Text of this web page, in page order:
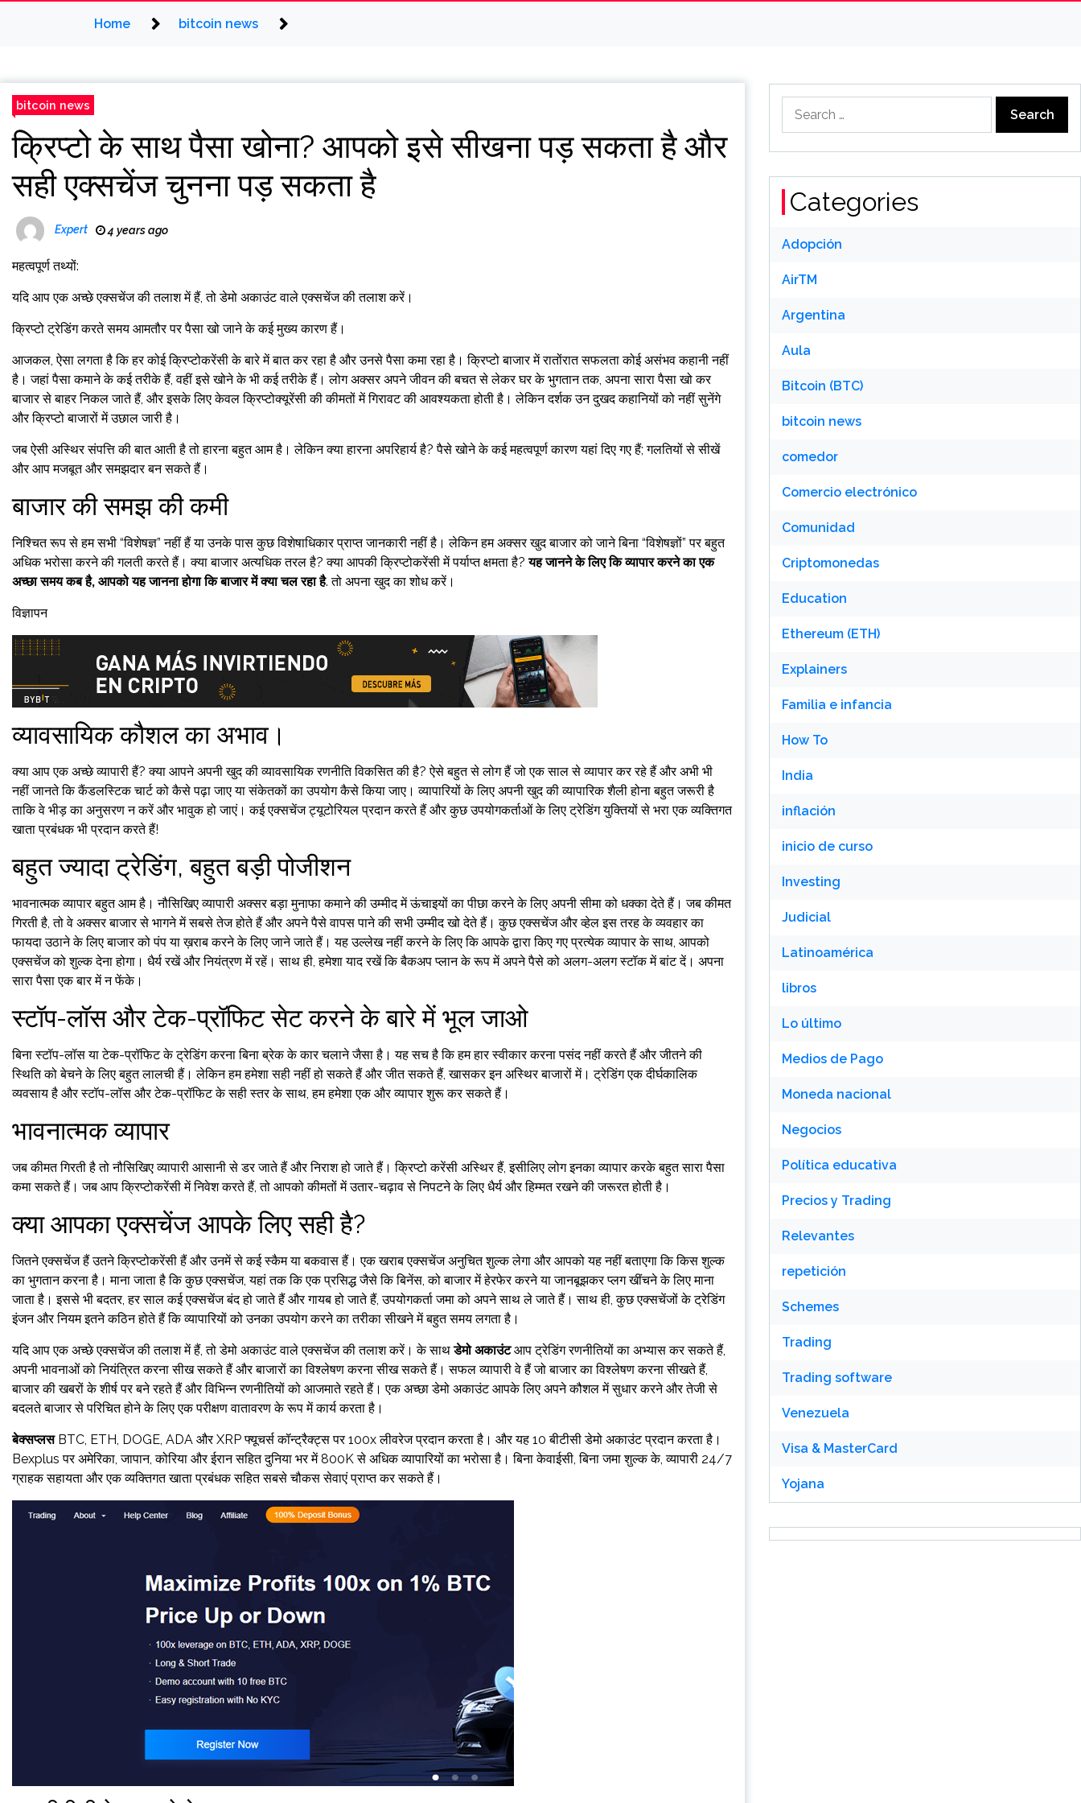
Home bitcoin news
bitcoin news
क्रिप्टो के साथ पैसा खोना? आपको इसे सीखना पड़ सकता है और
सही एक्सचेंज चुनना पड़ सकता है
Expert 4 years ago
महत्वपूर्ण तथ्यों:
यदि आप एक अच्छे एक्सचेंज की तलाश में हैं, तो डेमो अकाउंट वाले एक्सचेंज की तलाश करें।
क्रिप्टो ट्रेडिंग करते समय आमतौर पर पैसा खो जाने के कई मुख्य कारण हैं।
आजकल, ऐसा लगता है कि हर कोई क्रिप्टोकरेंसी के बारे में बात कर रहा है और उनसे पैसा कमा रहा है। क्रिप्टो बाजार में रातोंरात सफलता कोई असंभव कहानी नहीं
है। जहां पैसा कमाने के कई तरीके हैं, वहीं इसे खोने के भी कई तरीके हैं। लोग अक्सर अपने जीवन की बचत से लेकर घर के भुगतान तक, अपना सारा पैसा खो कर
बाजार से बाहर निकल जाते हैं, और इसके लिए केवल क्रिप्टोक्यूरेंसी की कीमतों में गिरावट की आवश्यकता होती है। लेकिन दर्शक उन दुखद कहानियों को नहीं सुनेंगे
और क्रिप्टो बाजारों में उछाल जारी है।
जब ऐसी अस्थिर संपत्ति की बात आती है तो हारना बहुत आम है। लेकिन क्या हारना अपरिहार्य है? पैसे खोने के कई महत्वपूर्ण कारण यहां दिए गए हैं; गलतियों से सीखें
और आप मजबूत और समझदार बन सकते हैं।
बाजार की समझ की कमी
निश्चित रूप से हम सभी “विशेषज्ञ” नहीं हैं या उनके पास कुछ विशेषाधिकार प्राप्त जानकारी नहीं है। लेकिन हम अक्सर खुद बाजार को जाने बिना “विशेषज्ञों” पर बहुत
अधिक भरोसा करने की गलती करते हैं। क्या बाजार अत्यधिक तरल है? क्या आपकी क्रिप्टोकरेंसी में पर्याप्त क्षमता है?यह जानने के लिए कि व्यापार करने का एक
अच्छा समय कब है, आपको यह जानना होगा कि बाजार में क्या चल रहा है. तो अपना खुद का शोध करें।
विज्ञापन
व्यावसायिक कौशल का अभाव।
क्या आप एक अच्छे व्यापारी हैं? क्या आपने अपनी खुद की व्यावसायिक रणनीति विकसित की है? ऐसे बहुत से लोग हैं जो एक साल से व्यापार कर रहे हैं और अभी भी
नहीं जानते कि कैंडलस्टिक चार्ट को कैसे पढ़ा जाए या संकेतकों का उपयोग कैसे किया जाए। व्यापारियों के लिए अपनी खुद की व्यापारिक शैली होना बहुत जरूरी है
ताकि वे भीड़ का अनुसरण न करें और भावुक हो जाएं। कई एक्सचेंज ट्यूटोरियल प्रदान करते हैं और कुछ उपयोगकर्ताओं के लिए ट्रेडिंग युक्तियों से भरा एक व्यक्तिगत
खाता प्रबंधक भी प्रदान करते हैं!
बहुत ज्यादा ट्रेडिंग, बहुत बड़ी पोजीशन
भावनात्मक व्यापार बहुत आम है। नौसिखिए व्यापारी अक्सर बड़ा मुनाफा कमाने की उम्मीद में ऊंचाइयों का पीछा करने के लिए अपनी सीमा को धक्का देते हैं। जब कीमत
गिरती है, तो वे अक्सर बाजार से भागने में सबसे तेज होते हैं और अपने पैसे वापस पाने की सभी उम्मीद खो देते हैं। कुछ एक्सचेंज और व्हेल इस तरह के व्यवहार का
फायदा उठाने के लिए बाजार को पंप या ख़राब करने के लिए जाने जाते हैं। यह उल्लेख नहीं करने के लिए कि आपके द्वारा किए गए प्रत्येक व्यापार के साथ, आपको
एक्सचेंज को शुल्क देना होगा। धैर्य रखें और नियंत्रण में रहें। साथ ही, हमेशा याद रखें कि बैकअप प्लान के रूप में अपने पैसे को अलग-अलग स्टॉक में बांट दें। अपना
सारा पैसा एक बार में न फेंके।
स्टॉप-लॉस और टेक-प्रॉफिट सेट करने के बारे में भूल जाओ
बिना स्टॉप-लॉस या टेक-प्रॉफिट के ट्रेडिंग करना बिना ब्रेक के कार चलाने जैसा है। यह सच है कि हम हार स्वीकार करना पसंद नहीं करते हैं और जीतने की
स्थिति को बेचने के लिए बहुत लालची हैं। लेकिन हम हमेशा सही नहीं हो सकते हैं और जीत सकते हैं, खासकर इन अस्थिर बाजारों में। ट्रेडिंग एक दीर्घकालिक
व्यवसाय है और स्टॉप-लॉस और टेक-प्रॉफिट के सही स्तर के साथ, हम हमेशा एक और व्यापार शुरू कर सकते हैं।
भावनात्मक व्यापार
जब कीमत गिरती है तो नौसिखिए व्यापारी आसानी से डर जाते हैं और निराश हो जाते हैं। क्रिप्टो करेंसी अस्थिर हैं, इसीलिए लोग इनका व्यापार करके बहुत सारा पैसा
कमा सकते हैं। जब आप क्रिप्टोकरेंसी में निवेश करते हैं, तो आपको कीमतों में उतार-चढ़ाव से निपटने के लिए धैर्य और हिम्मत रखने की जरूरत होती है।
क्या आपका एक्सचेंज आपके लिए सही है?
जितने एक्सचेंज हैं उतने क्रिप्टोकरेंसी हैं और उनमें से कई स्कैम या बकवास हैं। एक खराब एक्सचेंज अनुचित शुल्क लेगा और आपको यह नहीं बताएगा कि किस शुल्क
का भुगतान करना है। माना जाता है कि कुछ एक्सचेंज, यहां तक ​​​​कि एक प्रसिद्ध जैसे कि बिनेंस, को बाजार में हेरफेर करने या जानबूझकर प्लग खींचने के लिए माना
जाता है। इससे भी बदतर, हर साल कई एक्सचेंज बंद हो जाते हैं और गायब हो जाते हैं, उपयोगकर्ता जमा को अपने साथ ले जाते हैं। साथ ही, कुछ एक्सचेंजों के ट्रेडिंग
इंजन और नियम इतने कठिन होते हैं कि व्यापारियों को उनका उपयोग करने का तरीका सीखने में बहुत समय लगता है।
यदि आप एक अच्छे एक्सचेंज की तलाश में हैं, तो डेमो अकाउंट वाले एक्सचेंज की तलाश करें। के साथडेमो अकाउंटआप ट्रेडिंग रणनीतियों का अभ्यास कर सकते हैं,
अपनी भावनाओं को नियंत्रित करना सीख सकते हैं और बाजारों का विश्लेषण करना सीख सकते हैं। सफल व्यापारी वे हैं जो बाजार का विश्लेषण करना सीखते हैं,
बाजार की खबरों के शीर्ष पर बने रहते हैं और विभिन्न रणनीतियों को आजमाते रहते हैं। एक अच्छा डेमो अकाउंट आपके लिए अपने कौशल में सुधार करने और तेजी से
बदलते बाजार से परिचित होने के लिए एक परीक्षण वातावरण के रूप में कार्य करता है।
बेक्सप्लसBTC, ETH, DOGE, ADA और XRP फ्यूचर्स कॉन्ट्रैक्ट्स पर 100x लीवरेज प्रदान करता है। और यह 10 बीटीसी डेमो अकाउंट प्रदान करता है।
Bexplus पर अमेरिका, जापान, कोरिया और ईरान सहित दुनिया भर में 800K से अधिक व्यापारियों का भरोसा है। बिना केवाईसी, बिना जमा शुल्क के, व्यापारी 24/7
ग्राहक सहायता और एक व्यक्तिगत खाता प्रबंधक सहित सबसे चौकस सेवाएं प्राप्त कर सकते हैं।
for:
Categories
Adopción
AirTM
Argentina
Aula
Bitcoin (BTC)
bitcoin news
comedor
Comercio electrónico
Comunidad
Criptomonedas
Education
Ethereum (ETH)
Explainers
Familia e infancia
How To
India
inflación
inicio de curso
Investing
Judicial
Latinoamérica
libros
Lo último
Medios de Pago
Moneda nacional
Negocios
Política educativa
Precios y Trading
Relevantes
repetición
Schemes
Trading
Trading software
Venezuela
Visa & MasterCard
Yojana